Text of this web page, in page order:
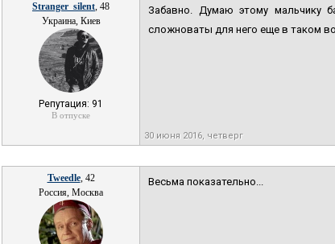
Stranger_silent, 48
Украина, Киев
Репутация: 91
В отпуске
Забавно. Думаю этому мальчику
сложноваты для него еще в таком
30 июня 2016, четверг
Tweedle, 42
Россия, Москва
Весьма показательно...